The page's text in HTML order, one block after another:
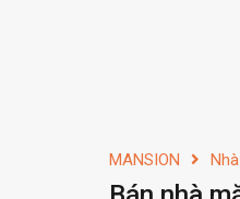
MANSION